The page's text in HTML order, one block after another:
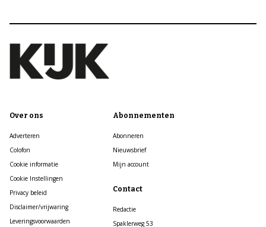
Over ons
Adverteren
Colofon
Cookie informatie
Cookie Instellingen
Privacy beleid
Disclaimer/vrijwaring
Leveringsvoorwaarden
Abonnementen
Abonneren
Nieuwsbrief
Mijn account
Contact
Redactie
Spaklerweg 53